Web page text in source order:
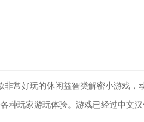
非常好玩的休闲益智类解密小游戏
种玩家游玩体验。游戏已经过中文